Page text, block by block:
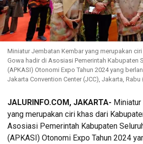
Miniatur Jembatan Kembar yang merupakan
Gowa hadir di Asosiasi Pemerintah Kabupaten
(APKASI) Otonomi Expo Tahun 2024 yang
Jakarta Convention Center (JCC), Jakarta, Rabu
JALURINFO.COM, JAKARTA-
yang merupakan ciri khas dari
Asosiasi Pemerintah Kabupaten
(APKASI) Otonomi Expo Tahun 2024